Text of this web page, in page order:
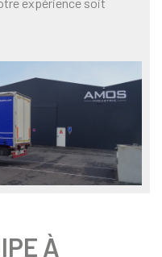
À